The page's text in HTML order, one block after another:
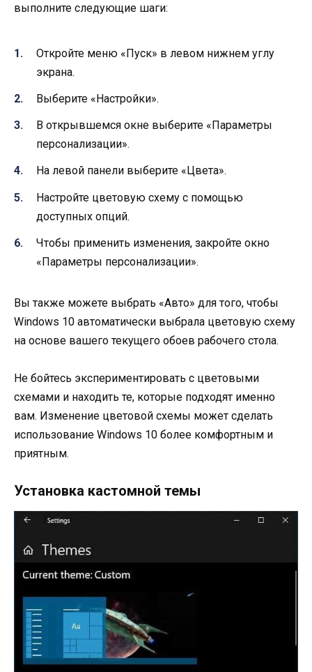
выполните следующие шаги:
Откройте меню «Пуск» в левом нижнем углу
экрана.
Выберите «Настройки».
В открывшемся окне выберите «Параметры
персонализации».
На левой панели выберите «Цвета».
Настройте цветовую схему с помощью
доступных опций.
Чтобы применить изменения, закройте окно
«Параметры персонализации».
Вы также можете выбрать «Авто» для того, чтобы
Windows 10 автоматически выбрала цветовую схему
на основе вашего текущего обоев рабочего стола.
Не бойтесь экспериментировать с цветовыми
схемами и находить те, которые подходят именно
вам. Изменение цветовой схемы может сделать
использование Windows 10 более комфортным и
приятным.
Установка кастомной темы